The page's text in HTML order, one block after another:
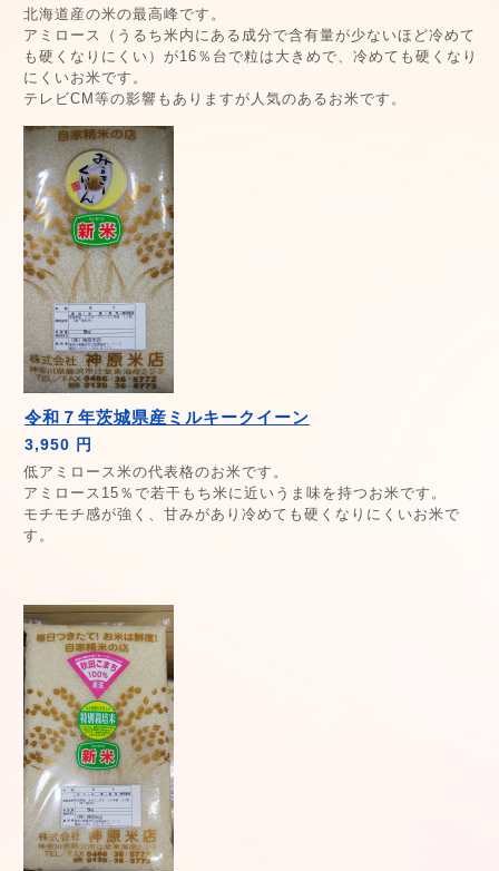
北海道産の米の最高峰です。
アミロース（うるち米内にある成分で含有量が少ないほど冷めて
も硬くなりにくい）が16％台で粒は大きめで、冷めても硬くなり
にくいお米です。
テレビCM等の影響もありますが人気のあるお米です。
令和７年茨城県産ミルキークイーン
3,950 円
低アミロース米の代表格のお米です。
アミロース15％で若干もち米に近いうま味を持つお米です。
モチモチ感が強く、甘みがあり冷めても硬くなりにくいお米で
す。